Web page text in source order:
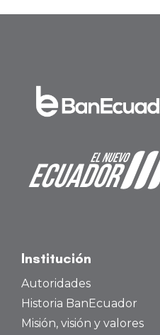
Institución
Autoridades
Historia BanEcuador
Misión, visión y valores